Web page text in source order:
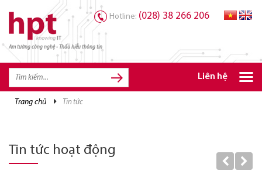
Am tường công nghệ - Thấu hiểu thông tin
Hotline: (028) 38 266 206
Liên hệ
trang chủ tin tức
Tin tức hoạt động
TRANG CHỦ
TRANG CHỦ
TRI THỨC